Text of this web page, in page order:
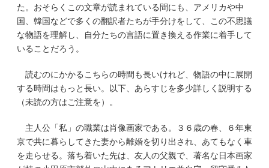
た。おそらくこの文章が読まれている間にも、アメリカや中
国、韓国などで多くの翻訳者たちが手分けをして、この不思議
な物語を理解し、自分たちの言語に置き換える作業に着手して
いることだろう。
読むのにかかるこちらの時間も長いけれど、物語の中に展開
する時間はもっと長い。以下、あらすじを多少詳しく説明する
（未読の方はご注意を）。
主人公「私」の職業は肖像画家である。３６歳の春、６年東
京で共に暮らしてきた妻から離婚を切り出され、あてもなく車
を走らせる。落ち着いた先は、友人の父親で、著名な日本画家